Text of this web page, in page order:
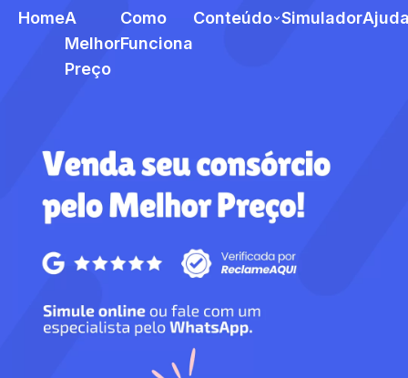
HomeA
Melhor
Preço
Como
Funciona
Conteúdo Simulador